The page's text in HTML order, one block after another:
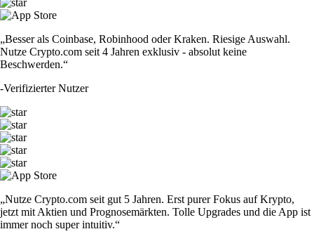
„Besser als Coinbase, Robinhood oder Kraken. Riesige Auswahl.
Nutze Crypto.com seit 4 Jahren exklusiv - absolut keine
Beschwerden.“
-Verifizierter Nutzer
„Nutze Crypto.com seit gut 5 Jahren. Erst purer Fokus auf Krypto,
jetzt mit Aktien und Prognosemärkten. Tolle Upgrades und die App ist
immer noch super intuitiv.“